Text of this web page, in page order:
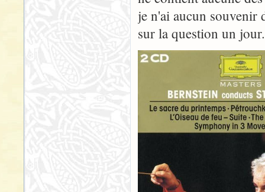
je n'ai aucun souvenir
sur la question un